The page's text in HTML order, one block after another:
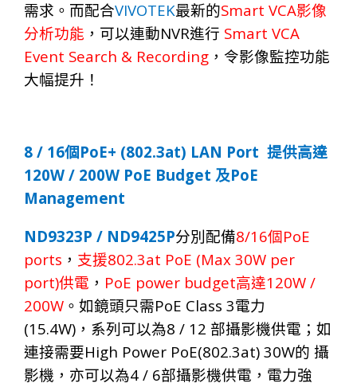
需求。 而配合VIVOTEK最新的Smart VCA影像
分析功能 ， 可以連動NVR進行 Smart VCA
Event Search & Recording ， 令影像監控功能
大幅提升！
8 / 16個 PoE+ (802.3at) LAN Port 提供高達
120W / 200W PoE Budget 及PoE
Management
ND9323P / ND9425P分別配備8/1 6個 PoE
ports ， 支援802.3at PoE (Max 30W per
port)供電 ， PoE power budget高達120W /
200W 。如鏡頭只需PoE Class 3電力
(15.4W) ，系列可以為8 / 12 部攝影機供電；如
連接需要High Power PoE(802.3at) 30W的 攝
影機，亦可以為4 / 6部攝影機供電，電力強